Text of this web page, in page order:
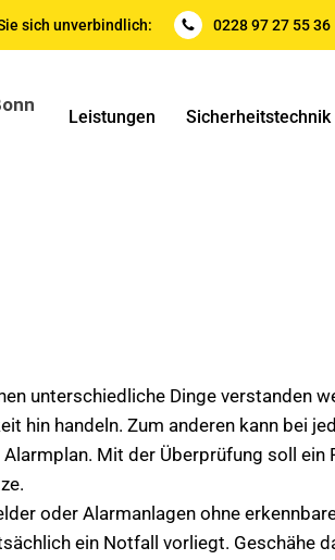
sich unverbindlich: 0228 97 27 55 36
Leistungen Sicherheitstechnik
unterschiedliche Dinge verstanden
hin handeln. Zum anderen kann bei
Mit der Überprüfung soll
oder Alarmanlagen ohne
ein Notfall vorliegt. Geschähe